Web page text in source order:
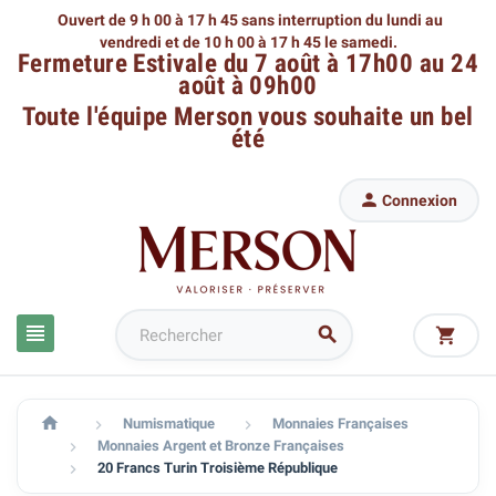
Ouvert de 9 h 00 à 17 h 45 sans interruption du lundi au
vendredi et de 10 h 00 à 17 h 45 le samedi.
Fermeture Estivale du 7 août à 17h00 au 24
août à 09h00
Toute l'équipe Mersonvous souhaite un bel
été
 
 Connexion

  Numismatique  Monnaies Françaises
 Monnaies Argent et Bronze Françaises
 20 Francs Turin Troisième République